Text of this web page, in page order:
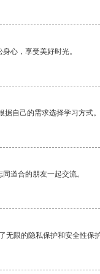
心，享受美好时光。
自己的需求选择学习方式
道合的朋友一起交流。
无限的隐私保护和安全性保护